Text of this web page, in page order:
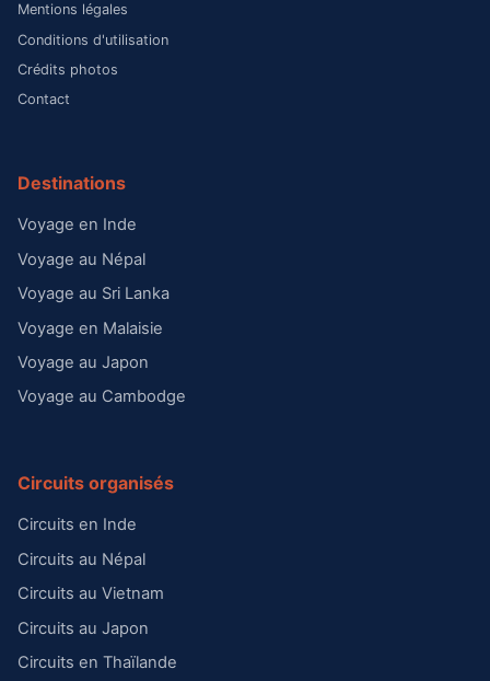
Mentions légales
Conditions d'utilisation
Crédits photos
Contact
Destinations
Voyage en Inde
Voyage au Népal
Voyage au Sri Lanka
Voyage en Malaisie
Voyage au Japon
Voyage au Cambodge
Circuits organisés
Circuits en Inde
Circuits au Népal
Circuits au Vietnam
Circuits au Japon
Circuits en Thaïlande